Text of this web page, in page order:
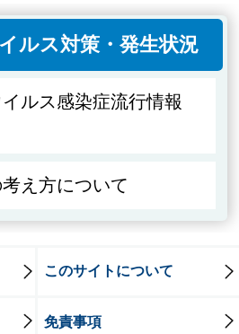
ルス対策・発生状況
ルス感染症流行情報
え方について
このサイトについて
免責事項